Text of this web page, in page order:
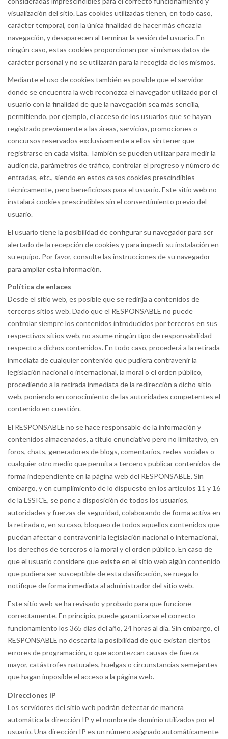
visualización del sitio. Las cookies utilizadas tienen, en todo caso,
carácter temporal, con la única finalidad de hacer más eficaz la
navegación, y desaparecen al terminar la sesión del usuario. En
ningún caso, estas cookies proporcionan por sí mismas datos de
carácter personal y no se utilizarán para la recogida de los mismos.
Mediante el uso de cookies también es posible que el servidor
donde se encuentra la web reconozca el navegador utilizado por el
usuario con la finalidad de que la navegación sea más sencilla,
permitiendo, por ejemplo, el acceso de los usuarios que se hayan
registrado previamente a las áreas, servicios, promociones o
concursos reservados exclusivamente a ellos sin tener que
registrarse en cada visita. También se pueden utilizar para medir la
audiencia, parámetros de tráfico, controlar el progreso y número de
entradas, etc., siendo en estos casos cookies prescindibles
técnicamente, pero beneficiosas para el usuario. Este sitio web no
instalará cookies prescindibles sin el consentimiento previo del
usuario.
El usuario tiene la posibilidad de configurar su navegador para ser
alertado de la recepción de cookies y para impedir su instalación en
su equipo. Por favor, consulte las instrucciones de su navegador
para ampliar esta información.
Política de enlaces
Desde el sitio web, es posible que se redirija a contenidos de
terceros sitios web. Dado que el RESPONSABLE no puede
controlar siempre los contenidos introducidos por terceros en sus
respectivos sitios web, no asume ningún tipo de responsabilidad
respecto a dichos contenidos. En todo caso, procederá a la retirada
inmediata de cualquier contenido que pudiera contravenir la
legislación nacional o internacional, la moral o el orden público,
procediendo a la retirada inmediata de la redirección a dicho sitio
web, poniendo en conocimiento de las autoridades competentes el
contenido en cuestión.
El RESPONSABLE no se hace responsable de la información y
contenidos almacenados, a título enunciativo pero no limitativo, en
foros, chats, generadores de blogs, comentarios, redes sociales o
cualquier otro medio que permita a terceros publicar contenidos de
forma independiente en la página web del RESPONSABLE. Sin
embargo, y en cumplimiento de lo dispuesto en los artículos 11 y 16
de la LSSICE, se pone a disposición de todos los usuarios,
autoridades y fuerzas de seguridad, colaborando de forma activa en
la retirada o, en su caso, bloqueo de todos aquellos contenidos que
puedan afectar o contravenir la legislación nacional o internacional,
los derechos de terceros o la moral y el orden público. En caso de
que el usuario considere que existe en el sitio web algún contenido
que pudiera ser susceptible de esta clasificación, se ruega lo
notifique de forma inmediata al administrador del sitio web.
Este sitio web se ha revisado y probado para que funcione
correctamente. En principio, puede garantizarse el correcto
funcionamiento los 365 días del año, 24 horas al día. Sin embargo, el
RESPONSABLE no descarta la posibilidad de que existan ciertos
errores de programación, o que acontezcan causas de fuerza
mayor, catástrofes naturales, huelgas o circunstancias semejantes
que hagan imposible el acceso a la página web.
Direcciones IP
Los servidores del sitio web podrán detectar de manera
automática la dirección IP y el nombre de dominio utilizados por el
usuario. Una dirección IP es un número asignado automáticamente